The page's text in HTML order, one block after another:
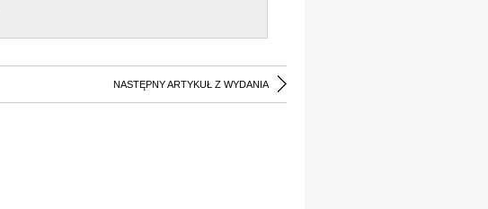
NASTĘPNY ARTYKUŁ Z WYDANIA